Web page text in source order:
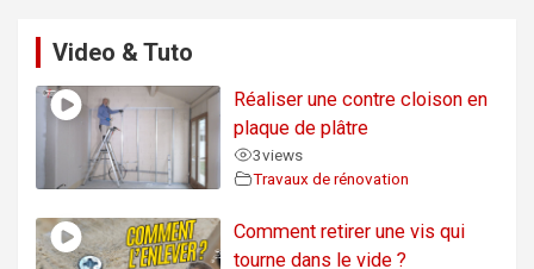
Video & Tuto
Réaliser une contre cloison en
plaque de plâtre
3views
Travaux de rénovation
Comment retirer une vis qui
tourne dans le vide ?